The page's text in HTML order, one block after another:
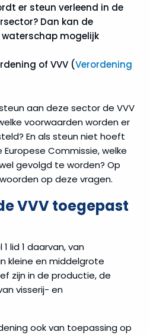
er steun verleend in de
Dan kan de
mogelijk
of VVV (Verordening
aan deze sector de VVV
voorwaarden worden er
En als steun niet hoeft
Commissie, welke
gevolgd te worden? Op
op deze vragen.
VVV toegepast
lid 1 daarvan, van
kleine en middelgrote
zijn in de productie, de
visserij- en
ook van toepassing op